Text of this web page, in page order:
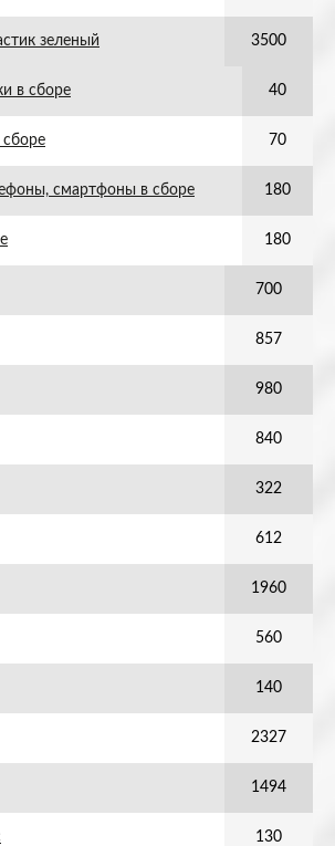
зеленый 3500
в сборе 40
70
смартфоны в сборе 180
180
700
857
980
840
322
612
1960
560
140
2327
1494
130